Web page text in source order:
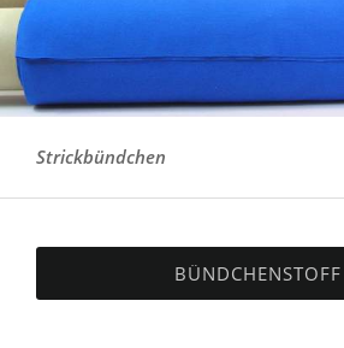
Strickbündchen
BÜNDCHENSTOFF